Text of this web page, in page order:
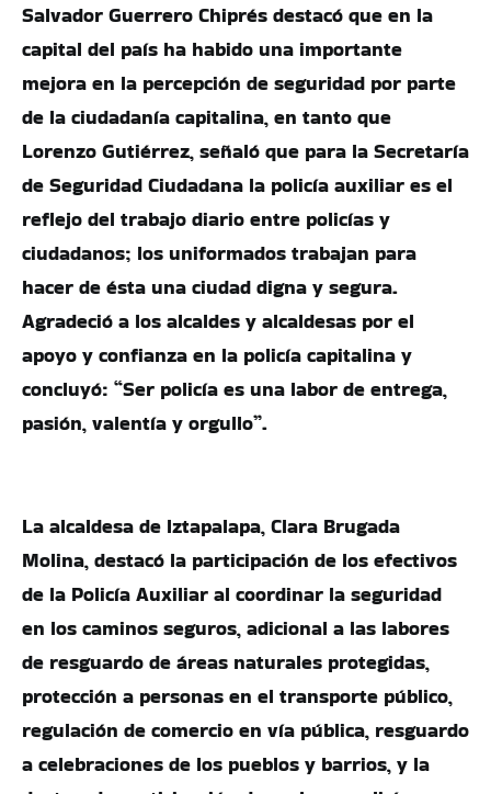
Salvador Guerrero Chiprés destacó que en la
capital del país ha habido una importante
mejora en la percepción de seguridad por parte
de la ciudadanía capitalina, en tanto que
Lorenzo Gutiérrez, señaló que para la Secretaría
de Seguridad Ciudadana la policía auxiliar es el
reflejo del trabajo diario entre policías y
ciudadanos; los uniformados trabajan para
hacer de ésta una ciudad digna y segura.
Agradeció a los alcaldes y alcaldesas por el
apoyo y confianza en la policía capitalina y
concluyó: “Ser policía es una labor de entrega,
pasión, valentía y orgullo”.
La alcaldesa de Iztapalapa, Clara Brugada
Molina, destacó la participación de los efectivos
de la Policía Auxiliar al coordinar la seguridad
en los caminos seguros, adicional a las labores
de resguardo de áreas naturales protegidas,
protección a personas en el transporte público,
regulación de comercio en vía pública, resguardo
a celebraciones de los pueblos y barrios, y la